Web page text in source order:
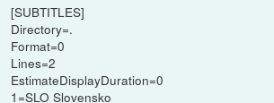
[SUBTITLES]
Directory=.
Format=0
Lines=2
EstimateDisplayDuration=0
1=SLO Slovensko